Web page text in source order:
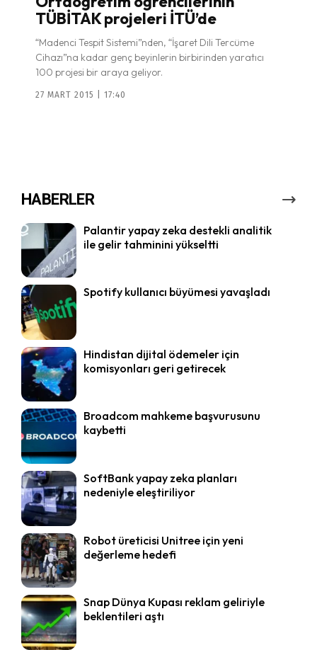
TÜBİTAK projeleri İTÜ’de
“Madenci Tespit Sistemi”nden, “İşaret Dili Tercüme
Cihazı”na kadar genç beyinlerin birbirinden yaratıcı
100 projesi bir araya geliyor.
27 MART 2015 | 17:40
HABERLER
Palantir yapay zeka destekli analitik
ile gelir tahminini yükseltti
Spotify kullanıcı büyümesi yavaşladı
Hindistan dijital ödemeler için
komisyonları geri getirecek
Broadcom mahkeme başvurusunu
kaybetti
SoftBank yapay zeka planları
nedeniyle eleştiriliyor
Robot üreticisi Unitree için yeni
değerleme hedefi
Snap Dünya Kupası reklam geliriyle
beklentileri aştı